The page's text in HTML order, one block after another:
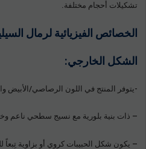
تشكيلات أحجام مختلفة.
الخصائص الفيزيائية لرمال
الشكل الخارجي:
-يتوفر المنتج في اللون الرصاصي/الأبيض
– ذات بنية بلورية مع نسيج سطحي ناعم
– يكون شكل الحبيبات كروي أو بزاوية تِبعاً